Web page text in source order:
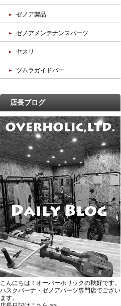
ゼノア製品
ゼノアメンテナンスパーツ
ヤスリ
ツムラガイドバー
店長ブログ
こんにちは！オーバーホリックの秋好です。
ハスクバーナ・ゼノアパーツ専門店でござい
ます。